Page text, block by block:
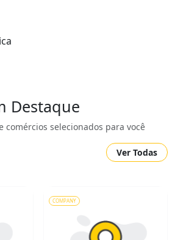
Destaque
comércios selecionados para você
Ver Todas
COMPANY